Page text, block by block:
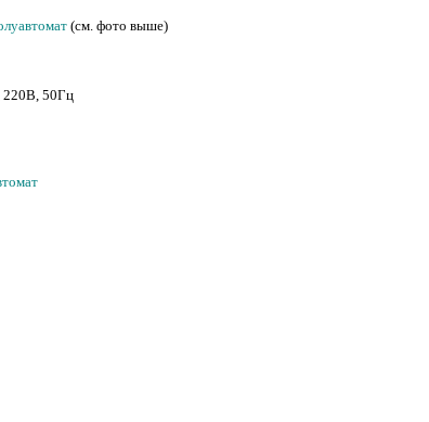
(см. фото выше)
220В, 50Гц